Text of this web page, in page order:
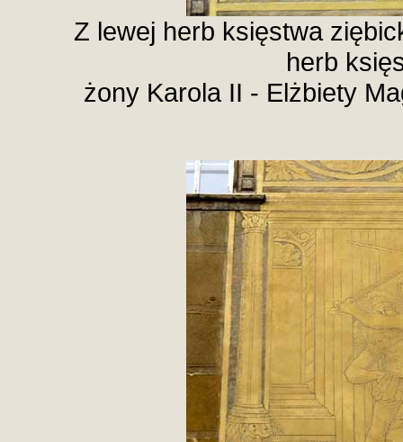
Z lewej herb księstwa
herb
żony Karola II - Elżbiety